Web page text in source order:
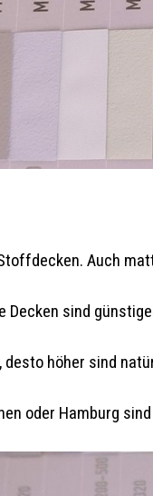
Auch
Decken sind
desto höher sind
oder Hamburg